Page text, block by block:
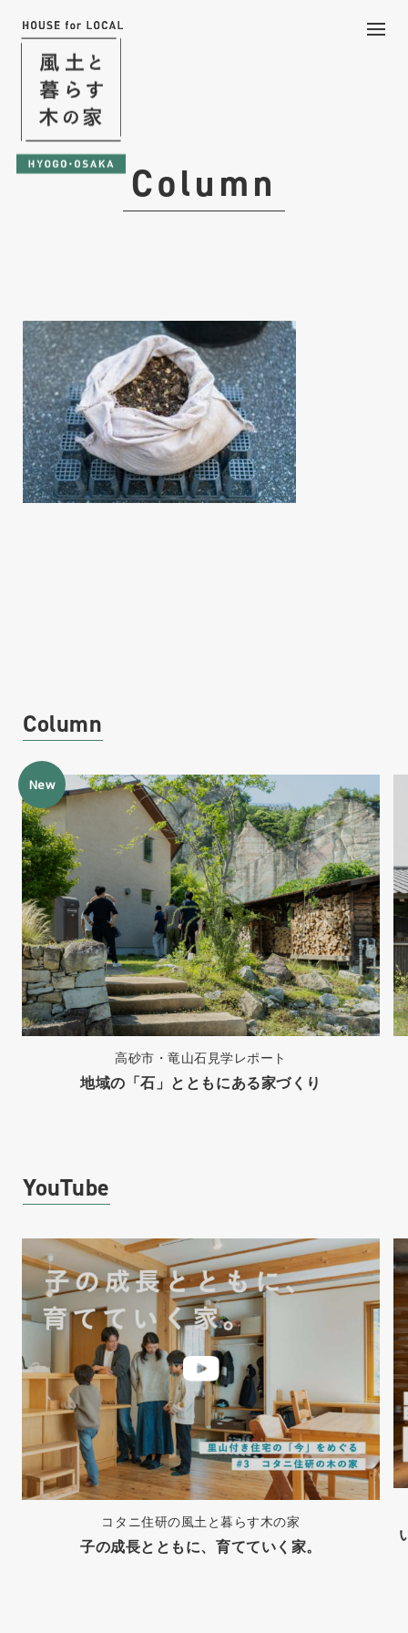
Column
Column
New
高砂市・竜山石見学レポート
地域の「石」とともにある家づくり
YouTube
コタニ住研の風土と暮らす木の家
子の成長とともに、育てていく家。